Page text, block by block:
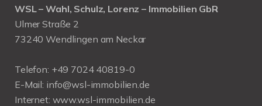
WSL – Wahl, Schulz, Lorenz – Immobilien GbR
Ulmer Straße 2
73240 Wendlingen am Neckar
Telefon: +49 7024 40819-0
E-Mail: info@wsl-immobilien.de
Internet: www.wsl-immobilien.de